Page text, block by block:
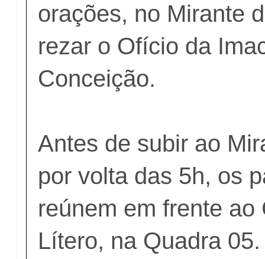
orações, no Mirante
rezar o Ofício da
Conceição.
Antes de subir ao
por volta das 5h, os
reúnem em frente ao
Lítero, na Quadra 05.